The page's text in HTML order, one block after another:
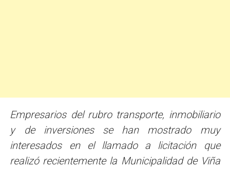
Empresarios del rubro transporte, inmobiliario
y de inversiones se han mostrado muy
interesados en el llamado a licitación que
realizó recientemente la Municipalidad de Viña